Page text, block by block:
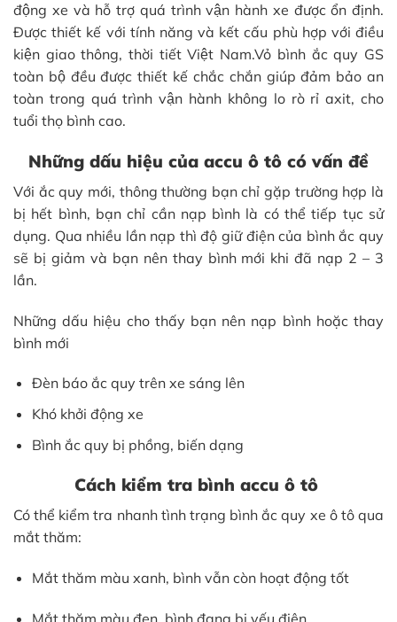
động xe và hỗ trợ quá trình vận hành xe được ổn định.
Được thiết kế với tính năng và kết cấu phù hợp với điều
kiện giao thông, thời tiết Việt Nam.Vỏ bình ắc quy GS
toàn bộ đều được thiết kế chắc chắn giúp đảm bảo an
toàn trong quá trình vận hành không lo rò rỉ axit, cho
tuổi thọ bình cao.
Những dấu hiệu của accu ô tô có vấn đề
Với ắc quy mới, thông thường bạn chỉ gặp trường hợp là
bị hết bình, bạn chỉ cần nạp bình là có thể tiếp tục sử
dụng. Qua nhiều lần nạp thì độ giữ điện của bình ắc quy
sẽ bị giảm và bạn nên thay bình mới khi đã nạp 2 – 3
lần.
Những dấu hiệu cho thấy bạn nên nạp bình hoặc thay
bình mới
Đèn báo ắc quy trên xe sáng lên
Khó khởi động xe
Bình ắc quy bị phồng, biến dạng
Cách kiểm tra bình accu ô tô
Có thể kiểm tra nhanh tình trạng bình ắc quy xe ô tô qua
mắt thăm:
Mắt thăm màu xanh, bình vẫn còn hoạt động tốt
Mắt thăm màu đen, bình đang bị yếu điện